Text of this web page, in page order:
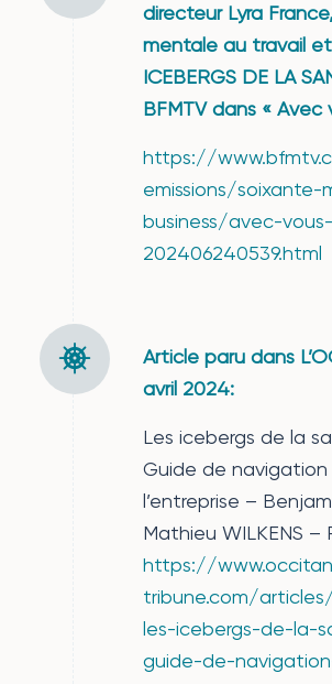
directeur Lyra
mentale au travail et
ICEBERGS DE LA
BFMTV dans « Avec
https://
emissions/soixante-
business/avec-
202406240539.html
Article paru dans
avril 2024:
Les icebergs de la
Guide de navigation
l’entreprise –
Mathieu WILKENS –
https://
tribune.com/
les-icebergs-de-la-
guide-de-